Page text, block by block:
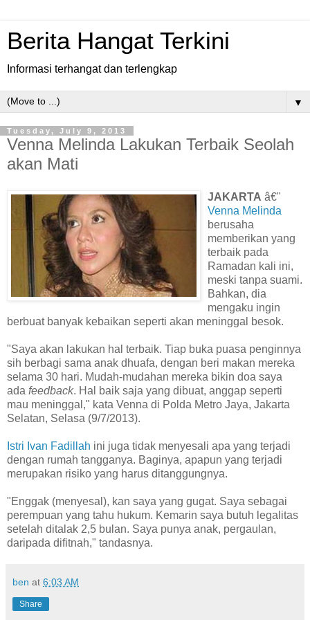
Berita Hangat Terkini
Informasi terhangat dan terlengkap
▼
Tuesday, July 9, 2013
Venna Melinda Lakukan Terbaik Seolah
akan Mati
JAKARTA â€"
Venna Melinda
berusaha
memberikan yang
terbaik pada
Ramadan kali ini,
meski tanpa suami.
Bahkan, dia
mengaku ingin
berbuat banyak kebaikan seperti akan meninggal besok.
"Saya akan lakukan hal terbaik. Tiap buka puasa penginnya
sih berbagi sama anak dhuafa, dengan beri makan mereka
selama 30 hari. Mudah-mudahan mereka bikin doa saya
ada feedback. Hal baik saja yang dibuat, anggap seperti
mau meninggal," kata Venna di Polda Metro Jaya, Jakarta
Selatan, Selasa (9/7/2013).
Istri Ivan Fadillah ini juga tidak menyesali apa yang terjadi
dengan rumah tangganya. Baginya, apapun yang terjadi
merupakan risiko yang harus ditanggungnya.
"Enggak (menyesal), kan saya yang gugat. Saya sebagai
perempuan yang tahu hukum. Kemarin saya butuh legalitas
setelah ditalak 2,5 bulan. Saya punya anak, pergaulan,
daripada difitnah," tandasnya.
ben at 6:03 AM
Share